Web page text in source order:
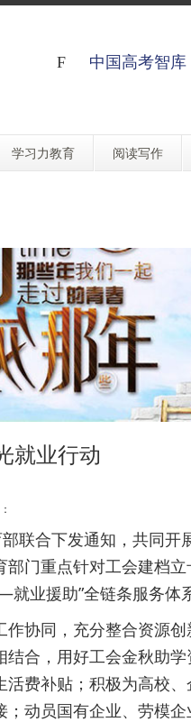
中国高考智库
学习力教育 阅读写作
就业行动
联合下发通知，共同开
门重点针对工会建档立
业援助”全链条服务体系
协同，充分整合资源创
合，用好工会金秋助学
费补贴；积极为高校、
动员国有企业、劳模企